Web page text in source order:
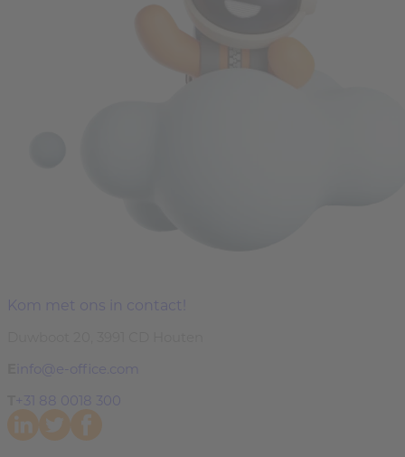
Kom met ons in contact!
+31 88 0018 300